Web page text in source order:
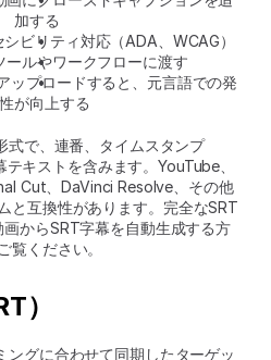
加する
ビリティ対応（ADA、WCAG）
ールやワークフローに渡す
ップロードすると、元言語での発
が向上する
式で、連番、タイムスタンプ
テキストを含みます。YouTube、
Cut、DaVinci Resolve、その他
と互換性があります。完全なSRT
からSRT字幕を自動生成する方
覧ください。
）
ングに合わせて同期したターゲッ